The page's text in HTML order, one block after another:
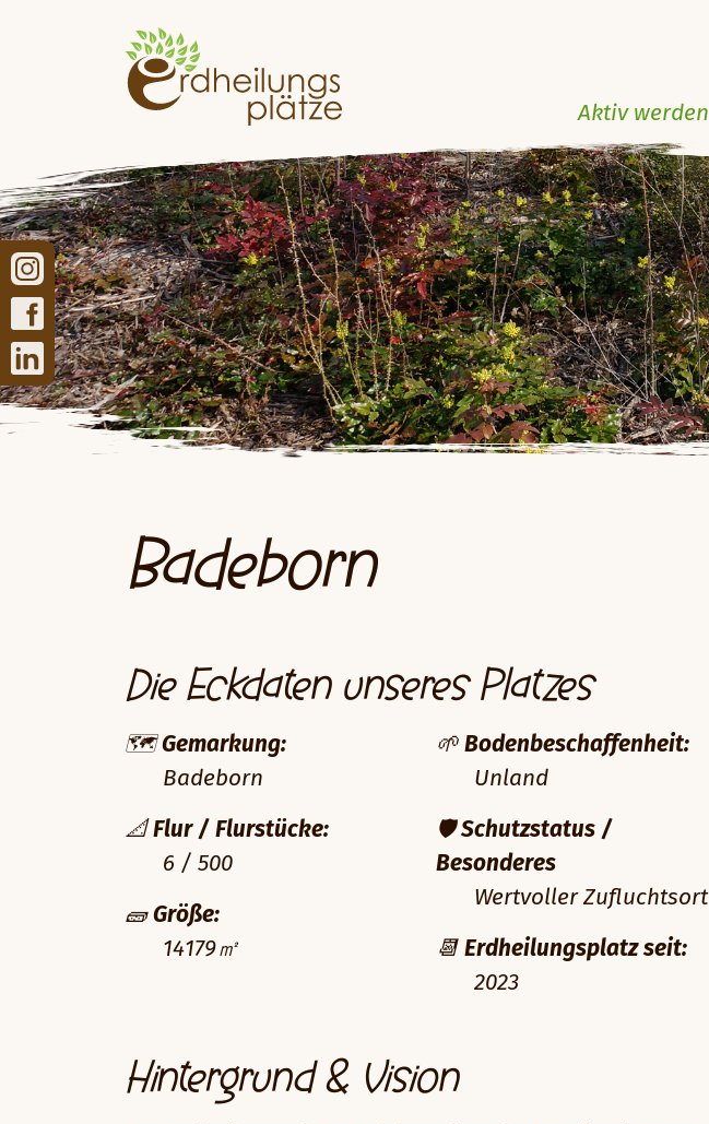
Aktiv werden
Badeborn
Die Eckdaten unseres Platzes
🗺️Gemarkung:
Badeborn
📐 Flur / Flurstücke:
6 / 500
🧱 Größe:
14179㎡
🌱 Bodenbeschaffenheit:
Unland
🛡️Schutzstatus /
Besonderes
Wertvoller Zufluchtsort
📆 Erdheilungsplatz seit:
2023
Hintergrund & Vision